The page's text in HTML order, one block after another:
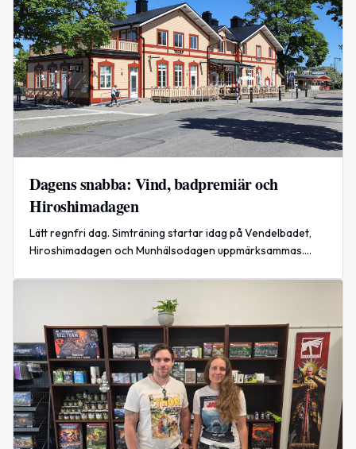
Dagens snabba: Vind, badpremiär och
Hiroshimadagen
Lätt regnfri dag. Simträning startar idag på Vendelbadet,
Hiroshimadagen och Munhälsodagen uppmärksammas.